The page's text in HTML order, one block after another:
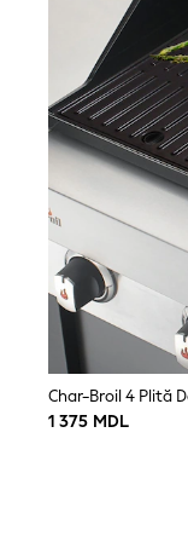
Shorts
Joggers
All Girls
Shoes
Dresses
Trousers
Skirts
Shirts
Polo Shirts
Sweatshirts
Cardigans
Coats &
Underwear
Socks &
Multipacks
All Girls
Trainers &
Tops
Char-Broil 4 Plită
1 375 MDL